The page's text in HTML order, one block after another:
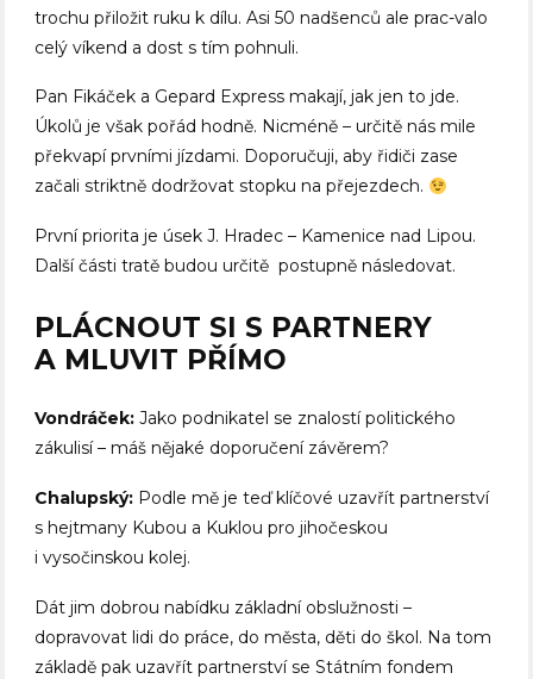
trochu přiložit ruku k dílu. Asi 50 nadšenců ale prac-valo
celý víkend a dost s tím pohnuli.
Pan Fikáček a Gepard Express makají, jak jen to jde.
Úkolů je však pořád hodně. Nicméně – určitě nás mile
překvapí prvními jízdami. Doporučuji, aby řidiči zase
začali striktně dodržovat stopku na přejezdech.
První priorita je úsek J. Hradec – Kamenice nad Lipou.
Další části tratě budou určitě postupně následovat.
PLÁCNOUT SI S PARTNERY
A MLUVIT PŘÍMO
Vondráček: Jako podnikatel se znalostí politického
zákulisí – máš nějaké doporučení závěrem?
Chalupský: Podle mě je teď klíčové uzavřít partnerství
s hejtmany Kubou a Kuklou pro jihočeskou
i vysočinskou kolej.
Dát jim dobrou nabídku základní obslužnosti –
dopravovat lidi do práce, do města, děti do škol. Na tom
základě pak uzavřít partnerství se Státním fondem